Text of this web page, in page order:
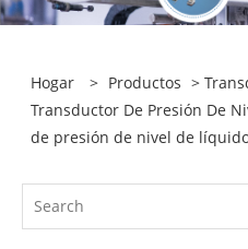
Hogar > Productos >
Transductor De Presión De
de presión de nivel de